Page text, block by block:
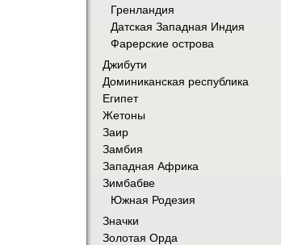
Гренландия
Датская Западная Индия
Фарерские острова
Джибути
Доминиканская республика
Египет
Жетоны
Заир
Замбия
Западная Африка
Зимбабве
Южная Родезия
Значки
Золотая Орда